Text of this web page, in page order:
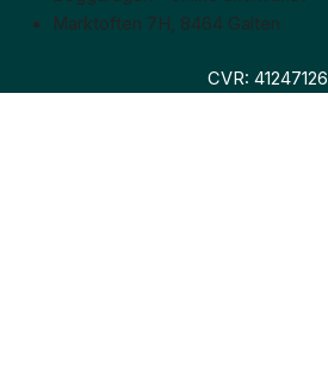
Marktoften 7H, 8464 Galten
CVR: 41247126